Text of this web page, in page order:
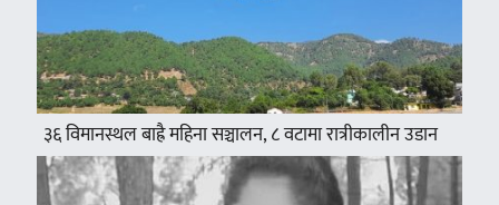
३६ विमानस्थल बाह्रै महिना सञ्चालन, ८ वटामा रात्रीकालीन उडान